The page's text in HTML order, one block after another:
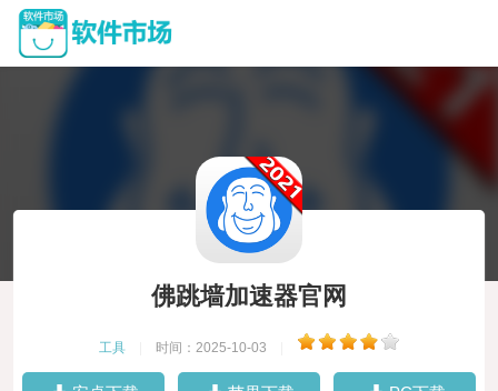
佛跳墙加速器官网
工具 时间：2025-10-03